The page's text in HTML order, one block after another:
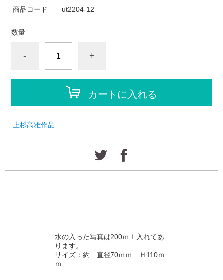
商品コード ut2204-12
数量
- +
カートに入れる
上杉高雅作品
水の入った写真は200ｍｌ入れてあ
ります。
サイズ：約 直径70ｍｍ Ｈ110ｍ
ｍ